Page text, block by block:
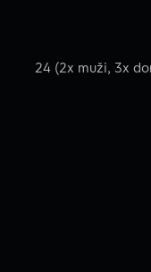
24 (2x muži, 3x